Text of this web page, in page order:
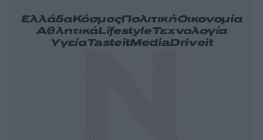
ΕλλάδαΚόσμοςΠολιτικήΟικονομία
ΑθλητικάLifestyleΤεχνολογία
ΥγείαTasteitMediaDriveit